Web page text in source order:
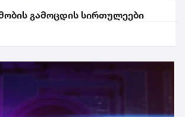
გამოცდის სირთულეები